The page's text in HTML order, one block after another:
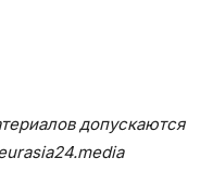
допускаются